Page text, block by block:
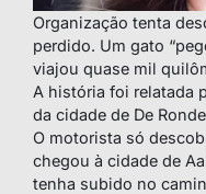
Organização tenta
perdido. Um gato
viajou quase mil
A história foi relatada
da cidade de De
O motorista só
chegou à cidade de
tenha subido no